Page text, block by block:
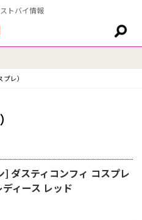
トバイ情報
レ）
] ダスティコンフィ コスプレ
ィース レッド